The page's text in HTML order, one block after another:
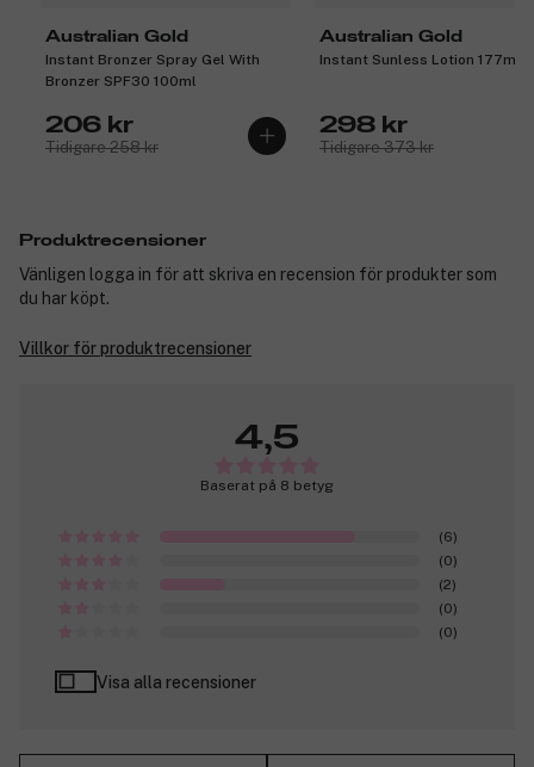
Australian Gold
Instant Bronzer Spray Gel With
Bronzer SPF30 100ml
206 kr
Tidigare 258 kr
Australian Gold
Instant Sunless Lotion 177ml
298 kr
Tidigare 373 kr
Produktrecensioner
Vänligen logga in för att skriva en recension för produkter som
du har köpt.
Villkor för produktrecensioner
4,5
Baserat på 8 betyg
(6)
(0)
(2)
(0)
(0)
Visa alla recensioner